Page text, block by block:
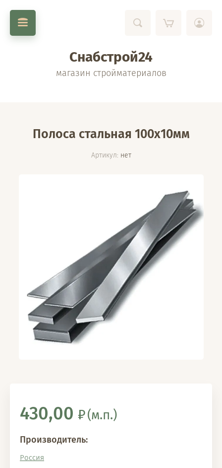
Снабстрой24
магазин стройматериалов
Полоса стальная 100х10мм
Артикул: нет
430,00 (м.п.)
Производитель:
Россия